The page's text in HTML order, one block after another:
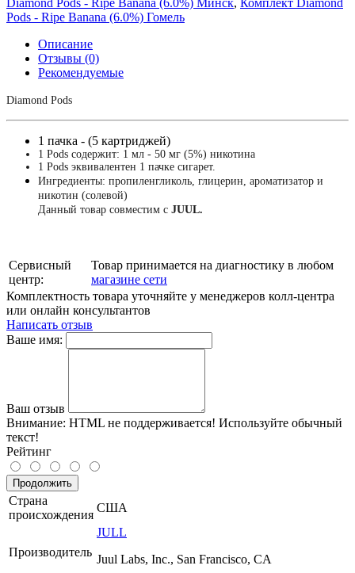
Pods - Ripe Banana (6.0%) Гомель
Описание
Отзывы (0)
Рекомендуемые
Diamond Pods
1 пачка - (5 картриджей)
1 Pods содержит: 1 мл - 50 мг (5%) никотина
1 Pods эквивалентен 1 пачке сигарет.
Ингредиенты: пропиленгликоль, глицерин, ароматизатор и
никотин (солевой)
Данный товар совместим с JUUL.
Сервисный
центр:
Товар принимается на диагностику в любом
магазине сети
Комплектность товара уточняйте у менеджеров колл-центра
или онлайн консультантов
Написать отзыв
Ваше имя:
Ваш отзыв
Внимание: HTML не поддерживается! Используйте обычный
текст!
Рейтинг
Продолжить
Страна
происхождения
США
Производитель
JULL
Juul Labs, Inc., San Francisco, CA